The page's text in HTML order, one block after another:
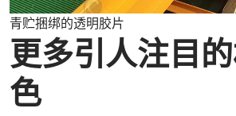
青贮捆绑的透明胶片
更多引人注目
色